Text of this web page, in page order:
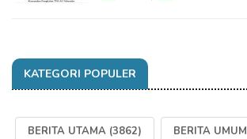
KATEGORI POPULER
BERITA UTAMA (3862) BERITA UMUM